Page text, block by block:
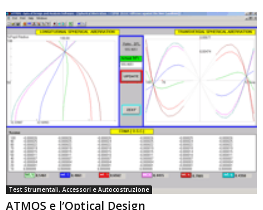
Test Strumentali, Accessori e Autocostruzione
ATMOS e l’Optical Design